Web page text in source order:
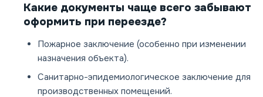
Какие документы чаще всего забывают
оформить при переезде?
Пожарное заключение (особенно при изменении
назначения объекта).
Санитарно-эпидемиологическое заключение для
производственных помещений.